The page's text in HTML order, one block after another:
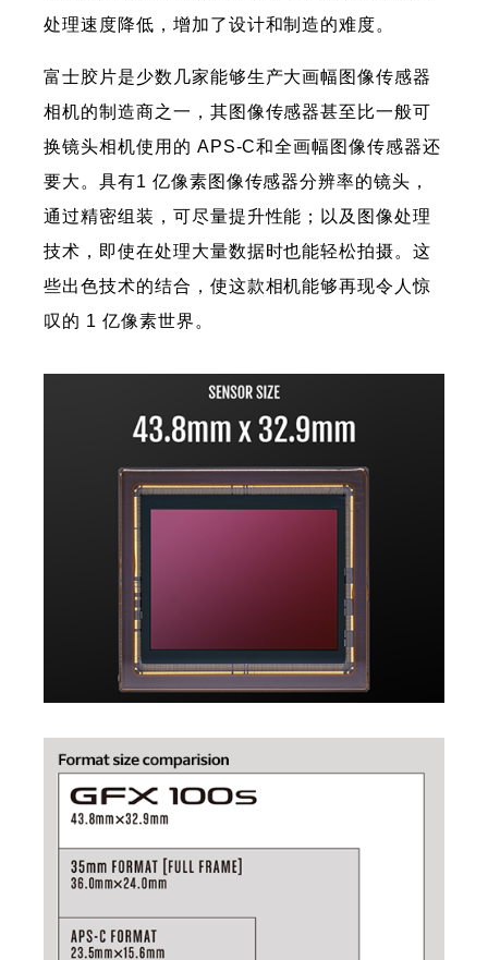
处理速度降低，增加了设计和制造的难度。
富士胶片是少数几家能够生产大画幅图像传感器
相机的制造商之一，其图像传感器甚至比一般可
换镜头相机使用的 APS-C和全画幅图像传感器还
要大。具有1 亿像素图像传感器分辨率的镜头，
通过精密组装，可尽量提升性能；以及图像处理
技术，即使在处理大量数据时也能轻松拍摄。这
些出色技术的结合，使这款相机能够再现令人惊
叹的 1 亿像素世界。